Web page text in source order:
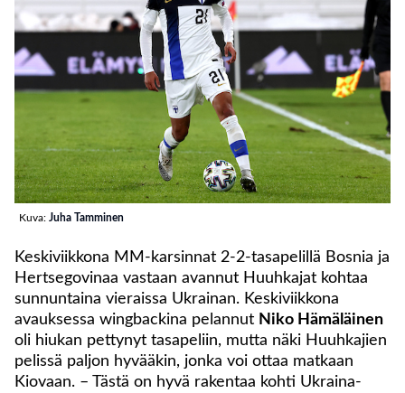
Kuva: Juha Tamminen
Keskiviikkona MM-karsinnat 2-2-tasapelillä Bosnia ja
Hertsegovinaa vastaan avannut Huuhkajat kohtaa
sunnuntaina vieraissa Ukrainan. Keskiviikkona
avauksessa wingbackina pelannut Niko Hämäläinen
oli hiukan pettynyt tasapeliin, mutta näki Huuhkajien
pelissä paljon hyvääkin, jonka voi ottaa matkaan
Kiovaan. – Tästä on hyvä rakentaa kohti Ukraina-